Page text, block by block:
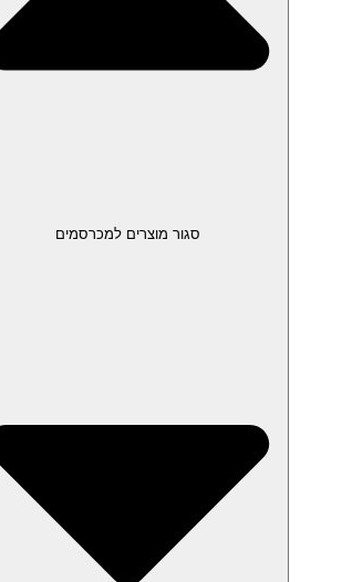
סגור מוצרים למכרסמים